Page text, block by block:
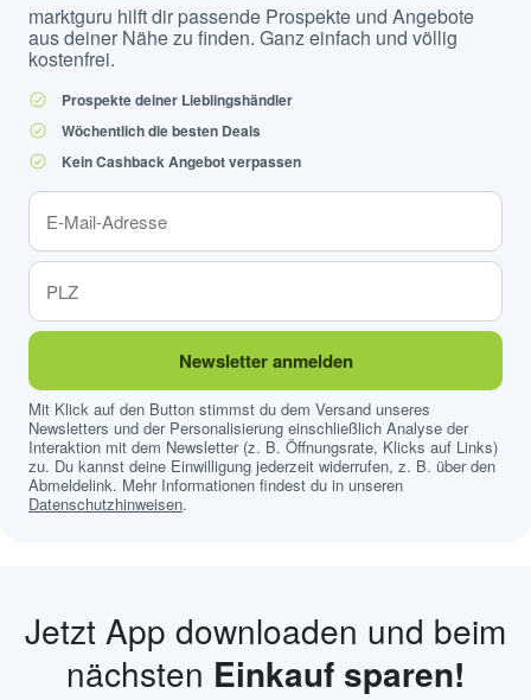
marktguru hilft dir passende Prospekte und Angebote
aus deiner Nähe zu finden. Ganz einfach und völlig
kostenfrei.
Prospekte deiner Lieblingshändler
Wöchentlich die besten Deals
Kein Cashback Angebot verpassen
Newsletter anmelden
Mit Klick auf den Button stimmst du dem Versand unseres
Newsletters und der Personalisierung einschließlich Analyse der
Interaktion mit dem Newsletter (z. B. Öffnungsrate, Klicks auf Links)
zu. Du kannst deine Einwilligung jederzeit widerrufen, z. B. über den
Abmeldelink. Mehr Informationen findest du in unseren
Datenschutzhinweisen.
Jetzt App downloaden und beim
nächsten Einkauf sparen!